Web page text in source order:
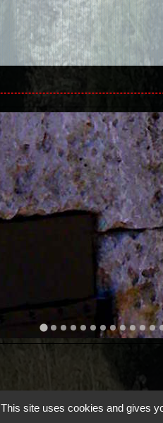
This site uses cookies and gives